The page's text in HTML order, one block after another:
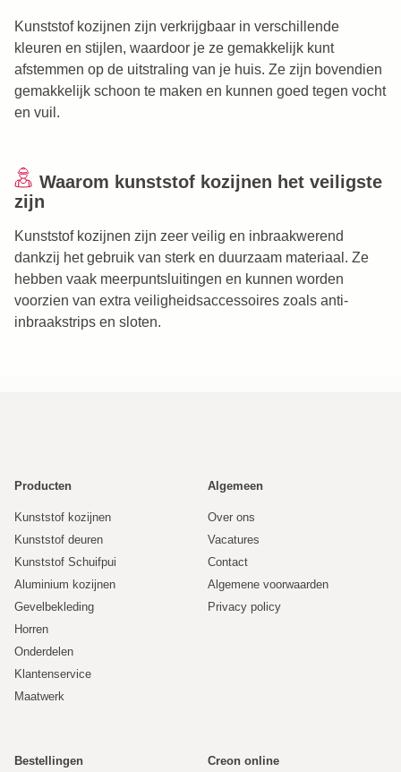
Kunststof kozijnen zijn verkrijgbaar in verschillende
kleuren en stijlen, waardoor je ze gemakkelijk kunt
afstemmen op de uitstraling van je huis. Ze zijn bovendien
gemakkelijk schoon te maken en kunnen goed tegen vocht
en vuil.
Waarom kunststof kozijnen het veiligste
zijn
Kunststof kozijnen zijn zeer veilig en inbraakwerend
dankzij het gebruik van sterk en duurzaam materiaal. Ze
hebben vaak meerpuntsluitingen en kunnen worden
voorzien van extra veiligheidsaccessoires zoals anti-
inbraakstrips en sloten.
Producten
Kunststof kozijnen
Kunststof deuren
Kunststof Schuifpui
Aluminium kozijnen
Gevelbekleding
Horren
Onderdelen
Klantenservice
Maatwerk
Algemeen
Over ons
Vacatures
Contact
Algemene voorwaarden
Privacy policy
Bestellingen Creon online